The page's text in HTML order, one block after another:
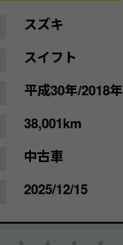
スズキ
スイフト
平成30年/2018年
38,001km
中古車
2025/12/15